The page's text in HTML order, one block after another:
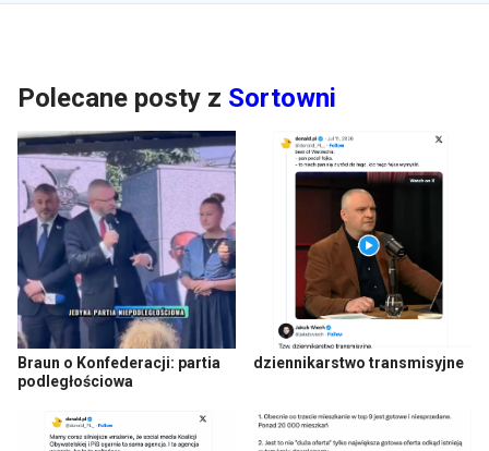
Polecane posty z Sortowni
Braun o Konfederacji: partia
podległościowa
dziennikarstwo transmisyjne